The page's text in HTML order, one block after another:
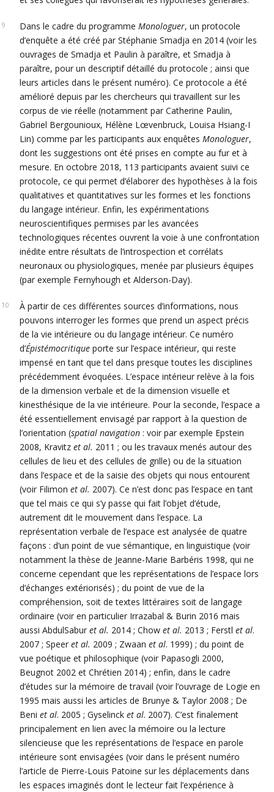
Dans le cadre du programmeMonologuer, un protocole
d’enquête a été créé par Stéphanie Smadja en 2014 (voir les
ouvrages de Smadja et Paulin à paraître, et Smadja à
paraître, pour un descriptif détaillé du protocole ; ainsi que
leurs articles dans le présent numéro). Ce protocole a été
amélioré depuis par les chercheurs qui travaillent sur les
corpus de vie réelle (notamment par Catherine Paulin,
Gabriel Bergounioux, Hélène Lœvenbruck, Louisa Hsiang-I
Lin) comme par les participants aux enquêtesMonologuer,
dont les suggestions ont été prises en compte au fur et à
mesure. En octobre 2018, 113 participants avaient suivi ce
protocole, ce qui permet d’élaborer des hypothèses à la fois
qualitatives et quantitatives sur les formes et les fonctions
du langage intérieur. Enfin, les expérimentations
neuroscientifiques permises par les avancées
technologiques récentes ouvrent la voie à une confrontation
inédite entre résultats de l’introspection et corrélats
neuronaux ou physiologiques, menée par plusieurs équipes
(par exemple Fernyhough et Alderson-Day).
À partir de ces différentes sources d’informations, nous
pouvons interroger les formes que prend un aspect précis
de la vie intérieure ou du langage intérieur. Ce numéro
d’Épistémocritique porte sur l’espace intérieur, qui reste
impensé en tant que tel dans presque toutes les disciplines
précédemment évoquées. L’espace intérieur relève à la fois
de la dimension verbale et de la dimension visuelle et
kinesthésique de la vie intérieure. Pour la seconde, l’espace a
été essentiellement envisagé par rapport à la question de
l’orientation (spatial navigation : voir par exemple Epstein
2008, Kravitzet al. 2011 ; ou les travaux menés autour des
cellules de lieu et des cellules de grille) ou de la situation
dans l’espace et de la saisie des objets qui nous entourent
(voir Filimonet al. 2007). Ce n’est donc pas l’espace en tant
que tel mais ce qui s’y passe qui fait l’objet d’étude,
autrement dit le mouvement dans l’espace. La
représentation verbale de l’espace est analysée de quatre
façons : d’un point de vue sémantique, en linguistique (voir
notamment la thèse de Jeanne-Marie Barbéris 1998, qui ne
concerne cependant que les représentations de l’espace lors
d’échanges extériorisés) ; du point de vue de la
compréhension, soit de textes littéraires soit de langage
ordinaire (voir en particulier Irrazabal & Burin 2016 mais
aussi AbdulSaburet al. 2014 ; Chowet al. 2013 ; Ferstlet al.
2007 ; Speeret al. 2009 ; Zwaanet al. 1999) ; du point de
vue poétique et philosophique (voir Papasogli 2000,
Beugnot 2002 et Chrétien 2014) ; enfin, dans le cadre
d’études sur la mémoire de travail (voir l’ouvrage de Logie en
1995 mais aussi les articles de Brunye & Taylor 2008 ; De
Beniet al. 2005 ; Gyselincket al. 2007). C’est finalement
principalement en lien avec la mémoire ou la lecture
silencieuse que les représentations de l’espace en parole
intérieure sont envisagées (voir dans le présent numéro
l’article de Pierre-Louis Patoine sur les déplacements dans
les espaces imaginés dont le lecteur fait l’expérience à